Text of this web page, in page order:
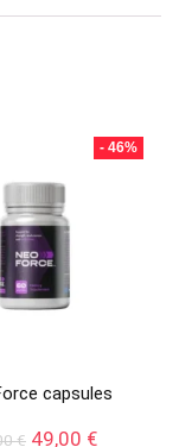
- 46%
capsules
€ Le
49,00 €Le